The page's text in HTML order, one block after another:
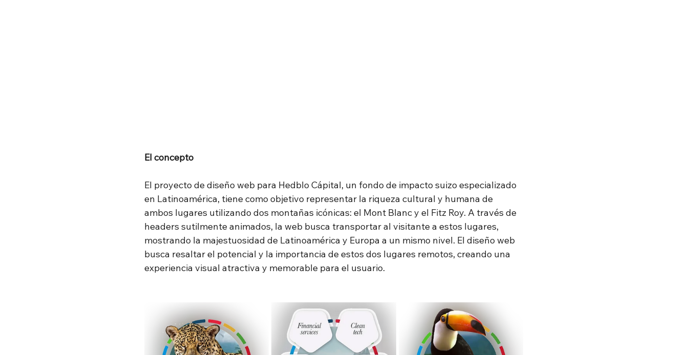
El concepto
El proyecto de diseño web para Hedblo Cápital, un fondo de impacto suizo especializado
en Latinoamérica, tiene como objetivo representar la riqueza cultural y humana de
ambos lugares utilizando dos montañas icónicas: el Mont Blanc y el Fitz Roy. A través de
headers sutilmente animados, la web busca transportar al visitante a estos lugares,
mostrando la majestuosidad de Latinoamérica y Europa a un mismo nivel. El diseño web
busca resaltar el potencial y la importancia de estos dos lugares remotos, creando una
experiencia visual atractiva y memorable para el usuario.